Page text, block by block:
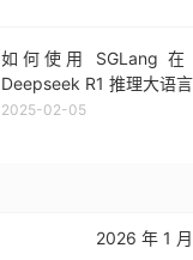
如何使用 SGLang
Deepseek R1 推理大语
2025-02-05
2026 年 1 月